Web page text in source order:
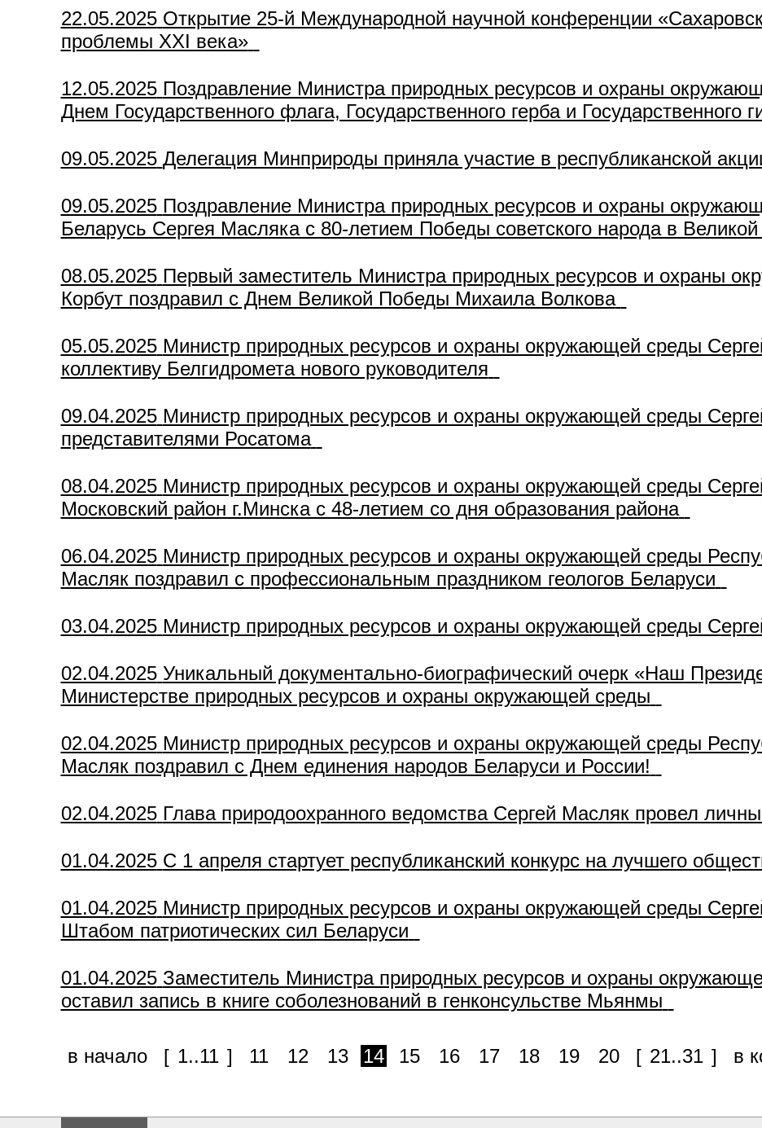
22.05.2025 Открытие 25-й Международной научной конференции
проблемы XXI века»
12.05.2025 Поздравление Министра природных ресурсов и охраны
Днем Государственного флага, Государственного герба и Государственного
09.05.2025 Делегация Минприроды приняла участие в республиканской
09.05.2025 Поздравление Министра природных ресурсов и охраны
Беларусь Сергея Масляка с 80-летием Победы советского народа в
08.05.2025 Первый заместитель Министра природных ресурсов и охраны
Корбут поздравил с Днем Великой Победы Михаила Волкова
05.05.2025 Министр природных ресурсов и охраны окружающей среды
коллективу Белгидромета нового руководителя
09.04.2025 Министр природных ресурсов и охраны окружающей среды
представителями Росатома
08.04.2025 Министр природных ресурсов и охраны окружающей среды
Московский район г.Минска с 48-летием со дня образования района
06.04.2025 Министр природных ресурсов и охраны окружающей среды
Масляк поздравил с профессиональным праздником геологов Беларуси
03.04.2025 Министр природных ресурсов и охраны окружающей среды
02.04.2025 Уникальный документально-биографический очерк «Наш
Министерстве природных ресурсов и охраны окружающей среды
02.04.2025 Министр природных ресурсов и охраны окружающей среды
Масляк поздравил с Днем единения народов Беларуси и России!
02.04.2025 Глава природоохранного ведомства Сергей Масляк провел
01.04.2025 С 1 апреля стартует республиканский конкурс на лучшего
01.04.2025 Министр природных ресурсов и охраны окружающей среды
Штабом патриотических сил Беларуси
01.04.2025 Заместитель Министра природных ресурсов и охраны
оставил запись в книге соболезнований в генконсульстве Мьянмы
в начало [ 1..11 ] 11 12 13 14 15 16 17 18 19 20 [ 21..31 ] в